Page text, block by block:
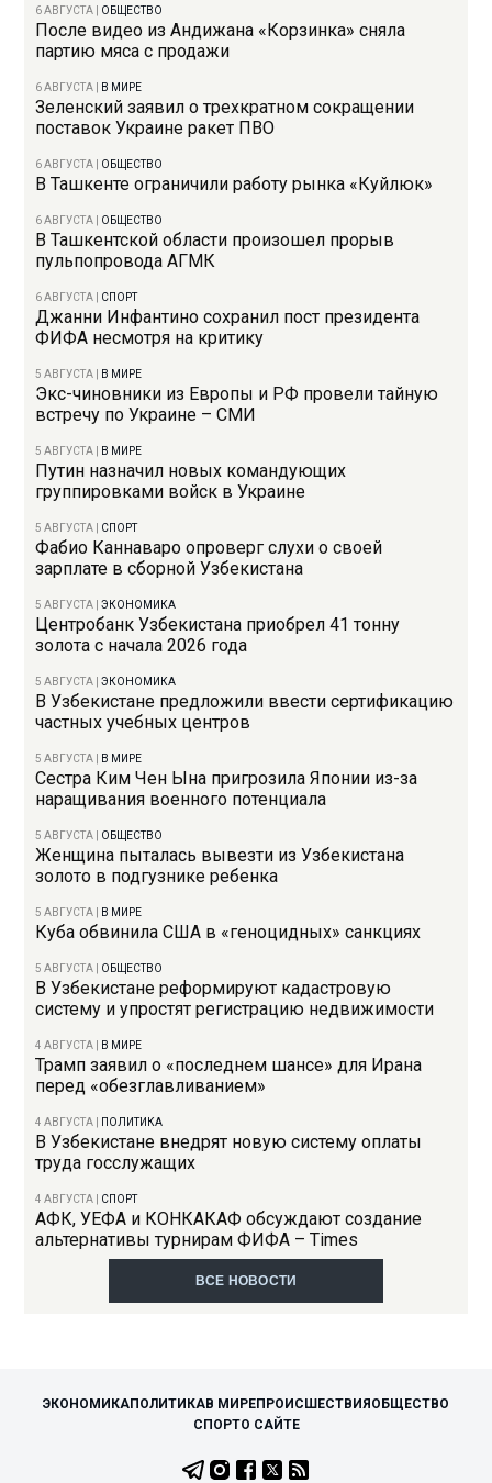
6 АВГУСТА ОБЩЕСТВО
После видео из Андижана «Корзинка» сняла
партию мяса с продажи
6 АВГУСТА В МИРЕ
Зеленский заявил о трехкратном сокращении
поставок Украине ракет ПВО
6 АВГУСТА ОБЩЕСТВО
В Ташкенте ограничили работу рынка «Куйлюк»
6 АВГУСТА ОБЩЕСТВО
В Ташкентской области произошел прорыв
пульпопровода АГМК
6 АВГУСТА СПОРТ
Джанни Инфантино сохранил пост президента
ФИФА несмотря на критику
5 АВГУСТА В МИРЕ
Экс-чиновники из Европы и РФ провели тайную
встречу по Украине – СМИ
5 АВГУСТА В МИРЕ
Путин назначил новых командующих
группировками войск в Украине
5 АВГУСТА СПОРТ
Фабио Каннаваро опроверг слухи о своей
зарплате в сборной Узбекистана
5 АВГУСТА |ЭКОНОМИКА
Центробанк Узбекистана приобрел 41 тонну
золота с начала 2026 года
5 АВГУСТА |ЭКОНОМИКА
В Узбекистане предложили ввести сертификацию
частных учебных центров
5 АВГУСТА В МИРЕ
Сестра Ким Чен Ына пригрозила Японии из-за
наращивания военного потенциала
5 АВГУСТА ОБЩЕСТВО
Женщина пыталась вывезти из Узбекистана
золото в подгузнике ребенка
5 АВГУСТА В МИРЕ
Куба обвинила США в «геноцидных» санкциях
5 АВГУСТА ОБЩЕСТВО
В Узбекистане реформируют кадастровую
систему и упростят регистрацию недвижимости
4 АВГУСТА В МИРЕ
Трамп заявил о «последнем шансе» для Ирана
перед «обезглавливанием»
4 АВГУСТА ПОЛИТИКА
В Узбекистане внедрят новую систему оплаты
труда госслужащих
4 АВГУСТА СПОРТ
АФК, УЕФА и КОНКАКАФ обсуждают создание
альтернативы турнирам ФИФА – Times
ВСЕ НОВОСТИ
ЭКОНОМИКАПОЛИТИКАВ МИРЕПРОИСШЕСТВИЯ ОБЩЕСТВО
СПОРТО САЙТЕ